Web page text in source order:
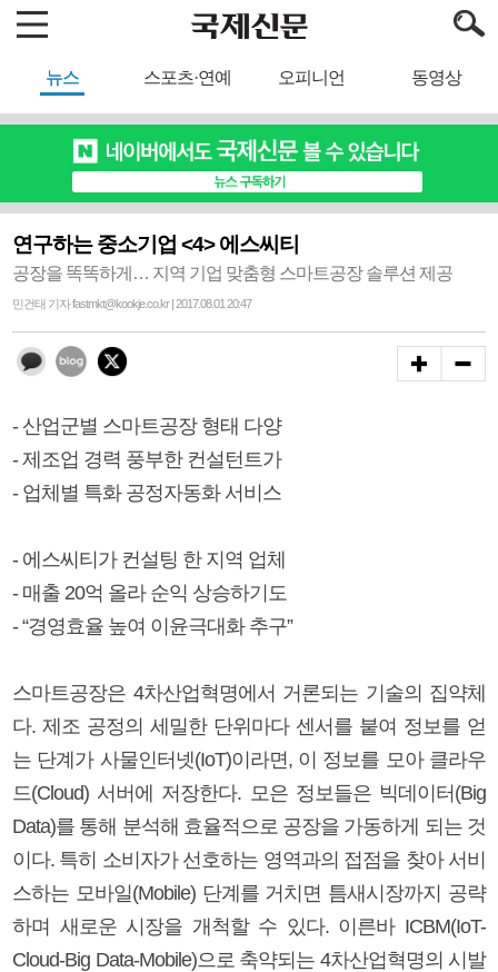
뉴스 스포츠·연예 오피니언 동영상
연구하는 중소기업 <4> 에스씨티
공장을 똑똑하게… 지역 기업 맞춤형 스마트공장 솔루션 제공
민건태 기자 fastmkt@kookje.co.kr | 2017.08.01 20:47
- 산업군별 스마트공장 형태 다양
- 제조업 경력 풍부한 컨설턴트가
- 업체별 특화 공정자동화 서비스
- 에스씨티가 컨설팅 한 지역 업체
- 매출 20억 올라 순익 상승하기도
- “경영효율 높여 이윤극대화 추구”
스마트공장은 4차산업혁명에서 거론되는 기술의 집약체
다. 제조 공정의 세밀한 단위마다 센서를 붙여 정보를 얻
는 단계가 사물인터넷(IoT)이라면, 이 정보를 모아 클라우
드(Cloud) 서버에 저장한다. 모은 정보들은 빅데이터(Big
Data)를 통해 분석해 효율적으로 공장을 가동하게 되는 것
이다. 특히 소비자가 선호하는 영역과의 접점을 찾아 서비
스하는 모바일(Mobile) 단계를 거치면 틈새시장까지 공략
하며 새로운 시장을 개척할 수 있다. 이른바 ICBM(IoT-
Cloud-Big Data-Mobile)으로 축약되는 4차산업혁명의 시발